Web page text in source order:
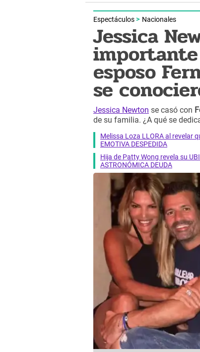
Espectáculos Nacionales
Jessica
esposo
se
Jessica Newton se casó con
de su familia. ¿A qué se
Melissa Loza LLORA al revelar
EMOTIVA DESPEDIDA
Hija de Patty Wong revela su
ASTRONÓMICA DEUDA